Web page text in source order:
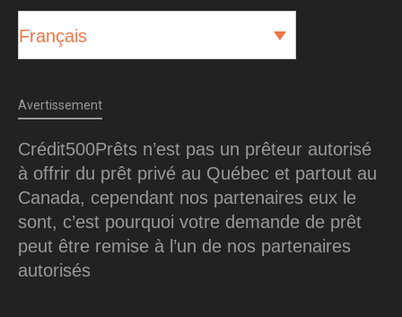
Français
Avertissement
Crédit500Prêts n’est pas un prêteur autorisé
à offrir du prêt privé au Québec et partout au
Canada, cependant nos partenaires eux le
sont, c’est pourquoi votre demande de prêt
peut être remise à l’un de nos partenaires
autorisés